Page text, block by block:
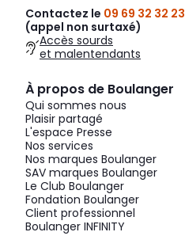
Contactez le 09 69 32 32 23
(appel non surtaxé)
Accès sourds
et malentendants
À propos de Boulanger
Qui sommes nous
Plaisir partagé
L'espace Presse
Nos services
Nos marques Boulanger
SAV marques Boulanger
Le Club Boulanger
Fondation Boulanger
Client professionnel
Boulanger INFINITY